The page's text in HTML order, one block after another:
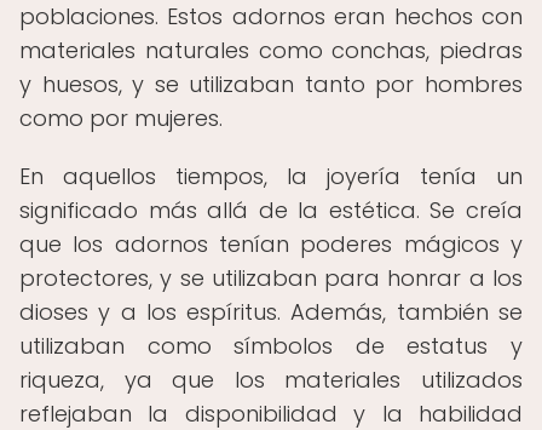
poblaciones. Estos adornos eran hechos con
materiales naturales como conchas, piedras
y huesos, y se utilizaban tanto por hombres
como por mujeres.
En aquellos tiempos, la joyería tenía un
significado más allá de la estética. Se creía
que los adornos tenían poderes mágicos y
protectores, y se utilizaban para honrar a los
dioses y a los espíritus. Además, también se
utilizaban como símbolos de estatus y
riqueza, ya que los materiales utilizados
reflejaban la disponibilidad y la habilidad